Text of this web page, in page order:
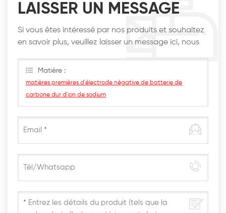
LAISSER UN MESSAGE
Si vous êtes intéressé par nos produits et souhaitez
en savoir plus, veuillez laisser un message ici, nous
Matière :
matières premières d'électrode négative de batterie de
carbone dur d'ion de sodium